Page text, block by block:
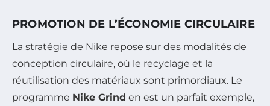
PROMOTION DE L’ÉCONOMIE CIRCULAIRE
La stratégie de Nike repose sur des modalités de
conception circulaire, où le recyclage et la
réutilisation des matériaux sont primordiaux. Le
programme Nike Grind en est un parfait exemple,